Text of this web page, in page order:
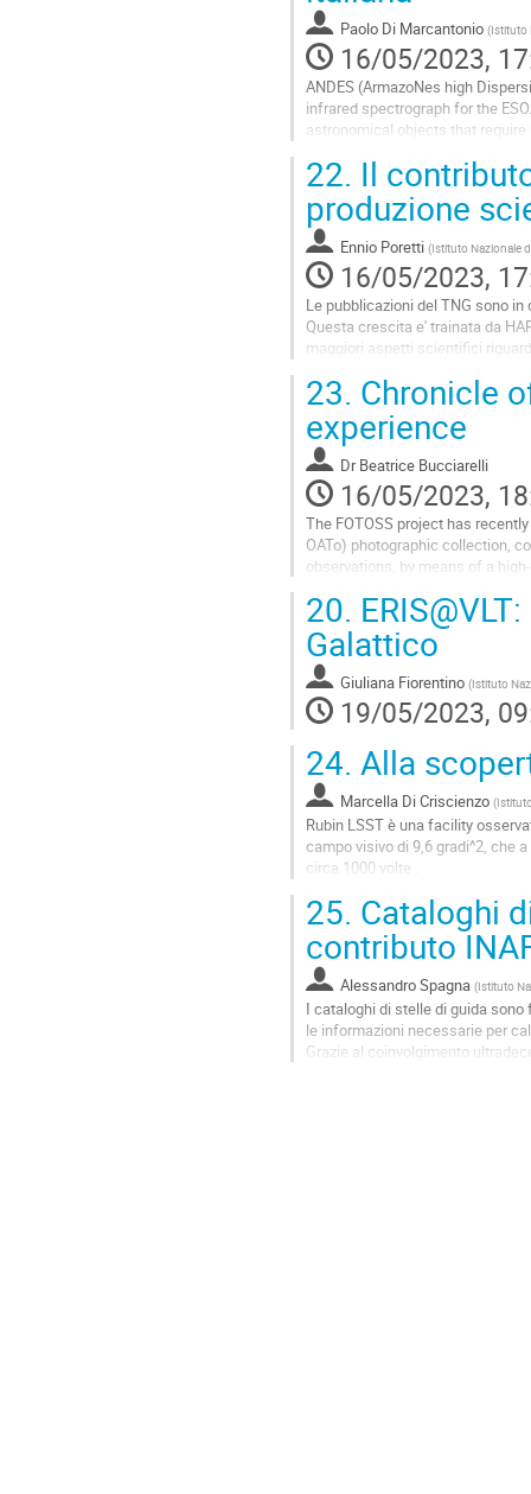
Paolo Di Marcantonio (Istituto
16/05/2023,
ANDES (ArmazoNes high
infrared spectrograph for the
astronomical objects that
Go
to
contribution
page
22. Il
produzione
Ennio Poretti (Istituto Nazionale
16/05/2023,
Le pubblicazioni del TNG sono
Questa crescita e' trainata da
maggiori aspetti scientifici
Go
to
contribution
page
23. Chronicle
experience
Dr Beatrice Bucciarelli
16/05/2023,
The FOTOSS project has
OATo) photographic collection,
observations, by means of a
Go
to
contribution
page
20.
Galattico
Giuliana Fiorentino (Istituto
19/05/2023,
24. Alla
Marcella Di Criscienzo (
Rubin LSST è una facility
campo visivo di 9,6 gradi^2, che
circa 1000 volte .
Go
to
contribution
page
25. Cataloghi
contributo
Alessandro Spagna (Istituto
I cataloghi di stelle di guida
le informazioni necessarie per
Grazie al coinvolgimento